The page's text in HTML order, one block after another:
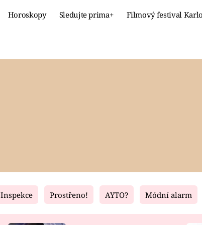
Horoskopy Sledujte prima+ Filmový festival
Fresh Living
Inspekce Prostřeno! AYTO? Módní alarm